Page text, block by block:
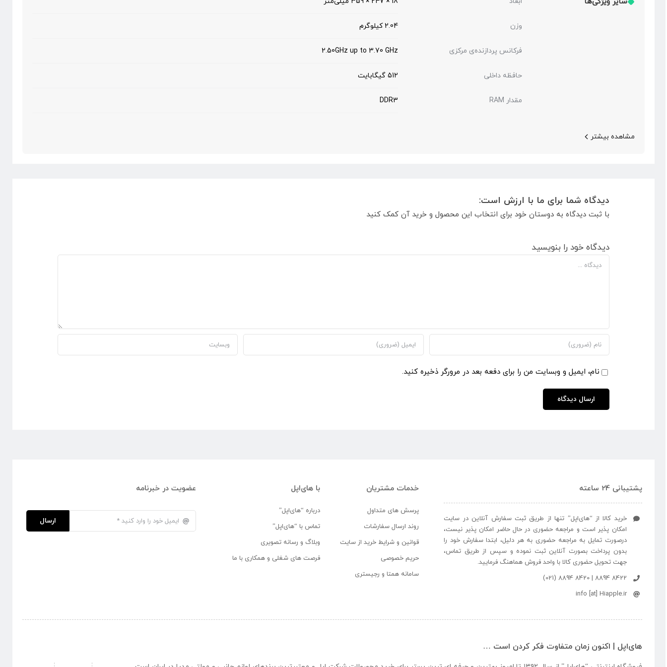
وزن 2.04 کیلوگرم
فرکانس پردازنده‌ی مرکزی 2.50GHz up to 3.70 GHz
حافظه داخلی 512 گیگابایت
مقدار RAM DDR3
مشاهده بیشتر
دیدگاه شما برای ما با ارزش است:
با ثبت دیدگاه به دوستان خود برای انتخاب این محصول و خرید آن کمک کنید
دیدگاه خود را بنویسید
دیدگاه
نام، ایمیل و وبسایت من را برای دفعه بعد در مرورگر ذخیره کنید.
پشتیبانی 24 ساعته
خرید کالا از “های‌اپل” تنها از طریق ثبت سفارش آنلاین در سایت
امکان پذیر است و مراجعه حضوری در حال حاضر امکان پذیر نیست،
درصورت تمایل به مراجعه حضوری به هر دلیل، ابتدا سفارش خود را
بدون پرداخت بصورت آنلاین ثبت نموده و سپس از طریق تماس،
جهت تحویل حضوری کالا با واحد فروش هماهنگ فرمایید.
8422 8894 | 8420 8894 (021)
info [at] Hiapple.ir
خدمات مشتریان
پرسش های متداول
روند ارسال سفارشات
قوانین و شرایط خرید از سایت
حریم خصوصی
سامانه همتا و رجیستری
با های‌اپل
درباره “های‌اپل”
تماس با “های‌اپل”
وبلاگ و رسانه تصویری
فرصت های شغلی و همکاری با ما
عضویت در خبرنامه
ارسال
های‌اپل | اکنون زمان متفاوت فکر کردن است …